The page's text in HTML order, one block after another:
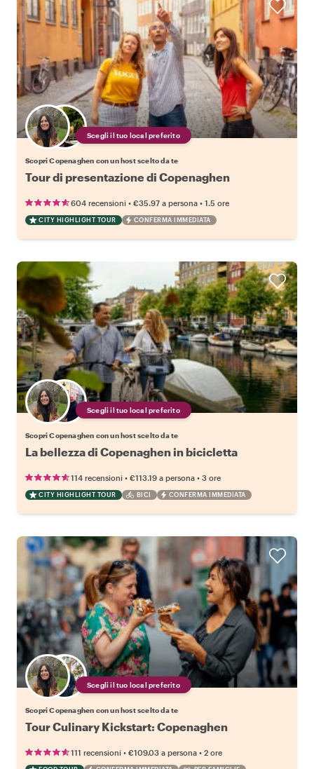
Scegli il tuo local preferito
Scopri Copenaghen con un host scelto da te
Tour di presentazione di Copenaghen
604 recensioni • €35.97 a persona • 1.5 ore
CITY HIGHLIGHT TOUR CONFERMA IMMEDIATA
Scegli il tuo local preferito
Scopri Copenaghen con un host scelto da te
La bellezza di Copenaghen in bicicletta
114 recensioni • €113.19 a persona • 3 ore
CITY HIGHLIGHT TOUR BICI CONFERMA IMMEDIATA
Scegli il tuo local preferito
Scopri Copenaghen con un host scelto da te
Tour Culinary Kickstart: Copenaghen
111 recensioni • €109.03 a persona • 2 ore